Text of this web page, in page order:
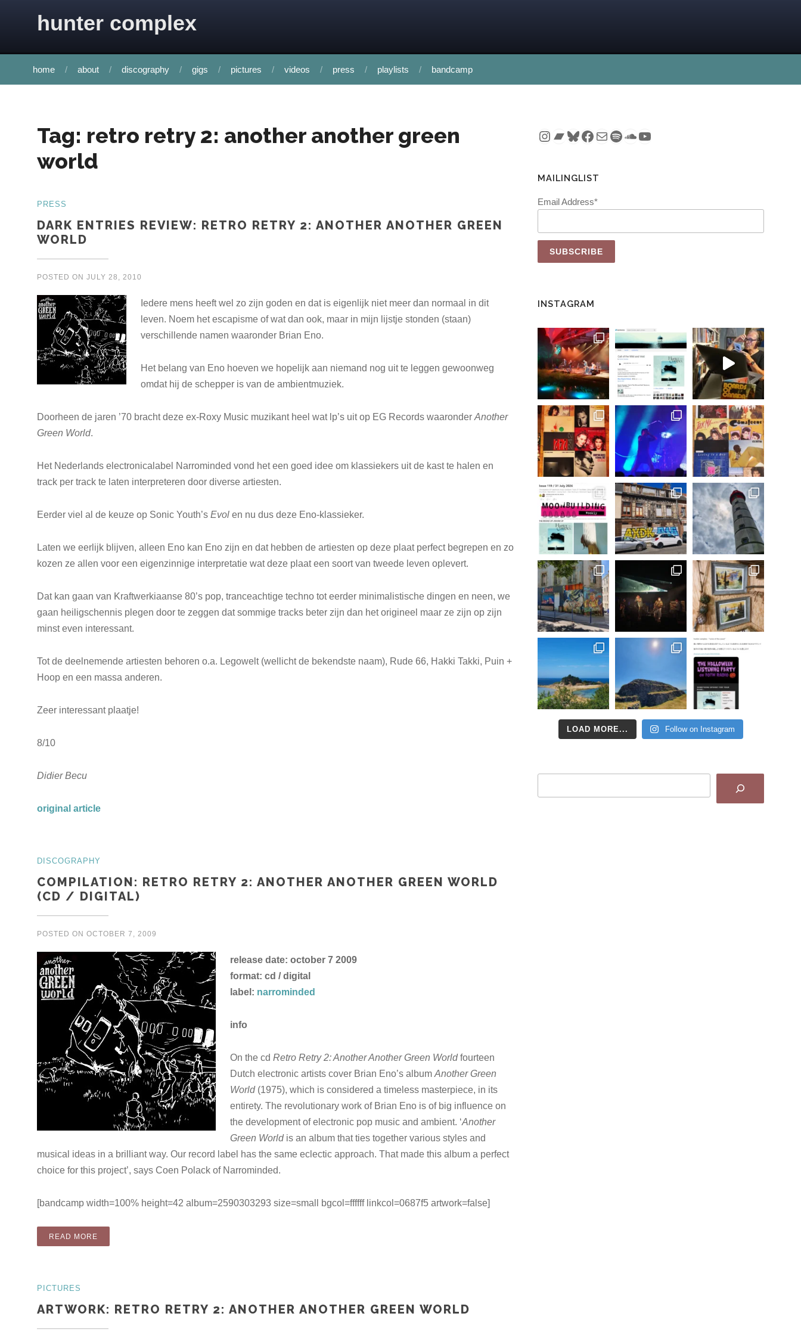
hunter complex
home about discography gigs pictures videos press playlists bandcamp
Tag: retro retry 2: another another green
world
PRESS
DARK ENTRIES REVIEW: RETRO RETRY 2: ANOTHER ANOTHER GREEN
WORLD
POSTED ON JULY 28, 2010
Iedere mens heeft wel zo zijn goden en dat is eigenlijk niet meer dan normaal in dit
leven. Noem het escapisme of wat dan ook, maar in mijn lijstje stonden (staan)
verschillende namen waaronder Brian Eno.
Het belang van Eno hoeven we hopelijk aan niemand nog uit te leggen gewoonweg
omdat hij de schepper is van de ambientmuziek.
Doorheen de jaren ’70 bracht deze ex-Roxy Music muzikant heel wat lp’s uit op EG Records waaronder Another
Green World.
Het Nederlands electronicalabel Narrominded vond het een goed idee om klassiekers uit de kast te halen en
track per track te laten interpreteren door diverse artiesten.
Eerder viel al de keuze op Sonic Youth’s Evol en nu dus deze Eno-klassieker.
Laten we eerlijk blijven, alleen Eno kan Eno zijn en dat hebben de artiesten op deze plaat perfect begrepen en zo
kozen ze allen voor een eigenzinnige interpretatie wat deze plaat een soort van tweede leven oplevert.
Dat kan gaan van Kraftwerkiaanse 80’s pop, tranceachtige techno tot eerder minimalistische dingen en neen, we
gaan heiligschennis plegen door te zeggen dat sommige tracks beter zijn dan het origineel maar ze zijn op zijn
minst even interessant.
Tot de deelnemende artiesten behoren o.a. Legowelt (wellicht de bekendste naam), Rude 66, Hakki Takki, Puin +
Hoop en een massa anderen.
Zeer interessant plaatje!
8/10
Didier Becu
original article
DISCOGRAPHY
COMPILATION: RETRO RETRY 2: ANOTHER ANOTHER GREEN WORLD
(CD / DIGITAL)
POSTED ON OCTOBER 7, 2009
release date: october 7 2009
format: cd / digital
label: narrominded
info
On the cd Retro Retry 2: Another Another Green Worldfourteen
Dutch electronic artists cover Brian Eno’s album Another Green
World(1975), which is considered a timeless masterpiece, in its
entirety. The revolutionary work of Brian Eno is of big influence on
the development of electronic pop music and ambient. ‘Another
Green Worldis an album that ties together various styles and
musical ideas in a brilliant way. Our record label has the same eclectic approach. That made this album a perfect
choice for this project’, says Coen Polack of Narrominded.
[bandcamp width=100% height=42 album=2590303293 size=small bgcol=ffffff linkcol=0687f5 artwork=false]
READ MORE
PICTURES
ARTWORK: RETRO RETRY 2: ANOTHER ANOTHER GREEN WORLD
Instagram
Bandcamp
Bluesky
Facebook
MailSpotify
SoundCloud
YouTube
MAILINGLIST
Email Address*
INSTAGRAM
LOAD MORE... Follow on Instagram